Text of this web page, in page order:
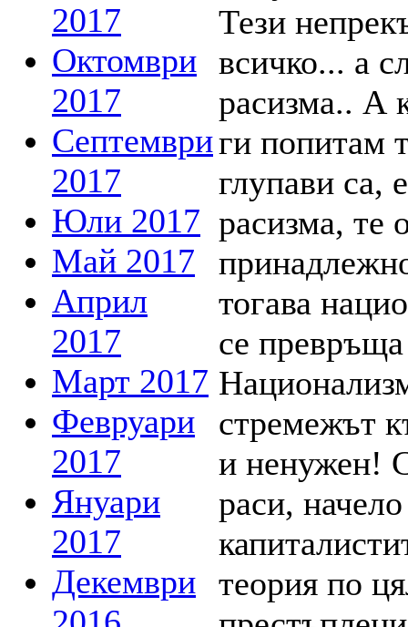
2017
Октомври
2017
Септември
2017
Юли 2017
Май 2017
Април
2017
Март 2017
Февруари
2017
Януари
2017
Декември